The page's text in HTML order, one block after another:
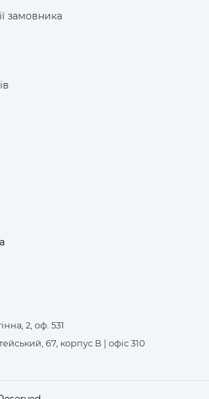
замовника
2, оф. 531
67, корпус В | офіс 310